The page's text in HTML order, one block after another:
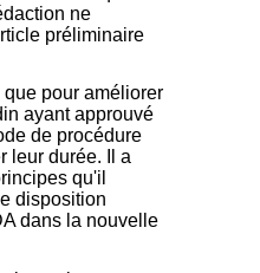
ne
préliminaire
pour améliorer
ayant approuvé
de procédure
leur durée. Il a
qu'il
disposition
dans la nouvelle